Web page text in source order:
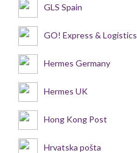
GLS Spain
GO! Express & Logistics
Hermes Germany
Hermes UK
Hong Kong Post
Hrvatska pošta